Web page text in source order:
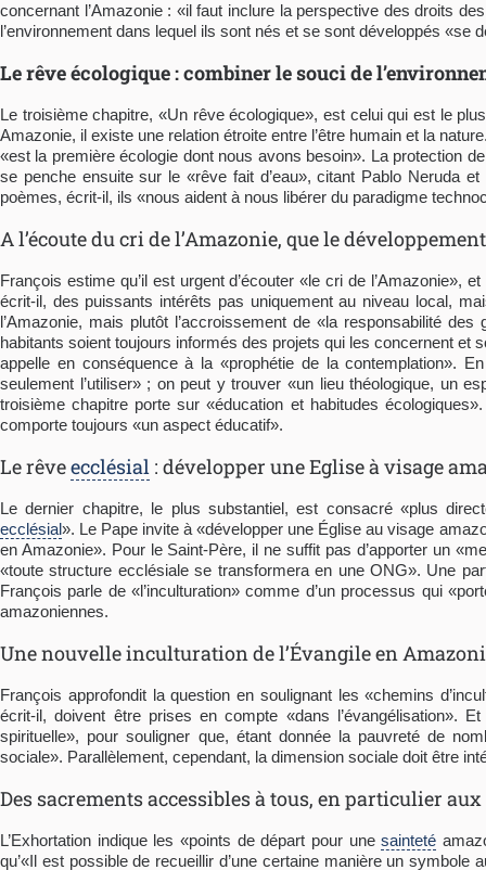
concernant l’Amazonie : «il faut inclure la perspective des droits
l’environnement dans lequel ils sont nés et se sont développés «se
Le rêve écologique : combiner le souci de
Le troisième chapitre, «Un rêve écologique», est celui qui est le
Amazonie, il existe une relation étroite entre l’être humain et la
«est la première écologie dont nous avons besoin». La protection
se penche ensuite sur le «rêve fait d’eau», citant Pablo Neruda
poèmes, écrit-il, ils «nous aident à nous libérer du paradigme
A l’écoute du cri de l’Amazonie, que le
François estime qu’il est urgent d’écouter «le cri de l’Amazonie»,
écrit-il, des puissants intérêts pas uniquement au niveau local,
l’Amazonie, mais plutôt l’accroissement de «la responsabilité
habitants soient toujours informés des projets qui les concernent et
appelle en conséquence à la «prophétie de la contemplation».
seulement l’utiliser» ; on peut y trouver «un lieu théologique, un
troisième chapitre porte sur «éducation et habitudes
comporte toujours «un aspect éducatif».
Le rêveecclésial : développer une Eglise à visage
Le dernier chapitre, le plus substantiel, est consacré «plus
ecclésial». Le Pape invite à «développer une Église au visage
en Amazonie». Pour le Saint-Père, il ne suffit pas d’apporter un
«toute structure ecclésiale se transformera en une ONG». Une
François parle de «l’inculturation» comme d’un processus qui
amazoniennes.
Une nouvelle inculturation de l’Évangile en
François approfondit la question en soulignant les «chemins
écrit-il, doivent être prises en compte «dans l’évangélisation».
spirituelle», pour souligner que, étant donnée la pauvreté de
sociale». Parallèlement, cependant, la dimension sociale doit être
Des sacrements accessibles à tous, en particulier
L’Exhortation indique les «points de départ pour unesainteté
qu’«Il est possible de recueillir d’une certaine manière un